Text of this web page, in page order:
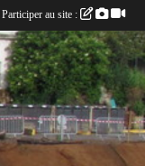
Participer au site :